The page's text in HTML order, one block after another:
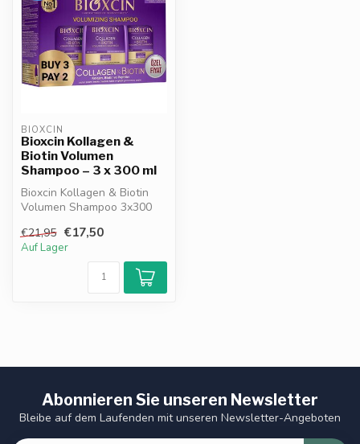
BIOXCIN
Bioxcin Kollagen &
Biotin Volumen
Shampoo – 3 x 300 ml
Bioxcin Kollagen & Biotin
Volumen Shampoo 3x300
Bioko...
€21,95 €17,50
Auf Lager
Abonnieren Sie unseren Newsletter
Bleibe auf dem Laufenden mit unseren Newsletter-Angeboten